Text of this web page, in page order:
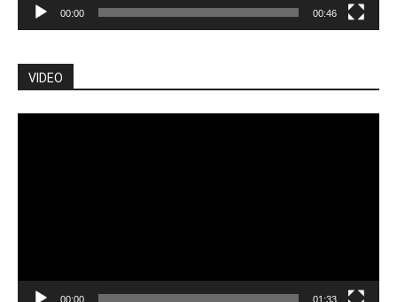
00:00 00:46
VIDEO
00:00 01:33